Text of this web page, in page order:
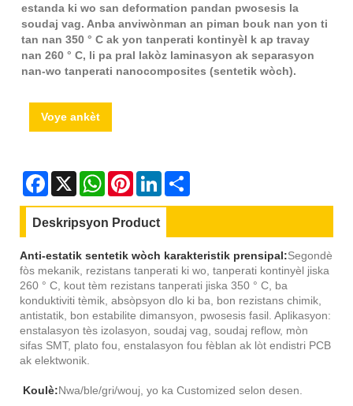
estanda ki wo san deformation pandan pwosesis la
soudaj vag. Anba anviwònman an piman bouk nan yon ti
tan nan 350 ° C ak yon tanperati kontinyèl k ap travay
nan 260 ° C, li pa pral lakòz laminasyon ak separasyon
nan-wo tanperati nanocomposites (sentetik wòch).
Voye ankèt
Facebook
X WhatsAppPinterestLinkedIn
Deskripsyon Product
Anti-estatik sentetik wòch karakteristik prensipal:Segondè
fòs mekanik, rezistans tanperati ki wo, tanperati kontinyèl jiska
260 ° C, kout tèm rezistans tanperati jiska 350 ° C, ba
konduktiviti tèmik, absòpsyon dlo ki ba, bon rezistans chimik,
antistatik, bon estabilite dimansyon, pwosesis fasil. Aplikasyon:
enstalasyon tès izolasyon, soudaj vag, soudaj reflow, mòn
sifas SMT, plato fou, enstalasyon fou fèblan ak lòt endistri PCB
ak elektwonik.
Koulè:Nwa/ble/gri/wouj, yo ka Customized selon desen.